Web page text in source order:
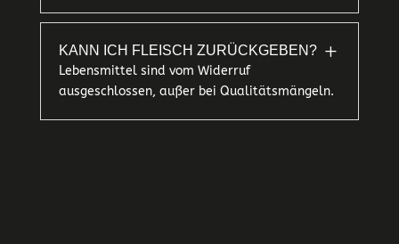
KANN ICH FLEISCH ZURÜCKGEBEN? L
Lebensmittel sind vom Widerruf
ausgeschlossen, außer bei Qualitätsmängeln.